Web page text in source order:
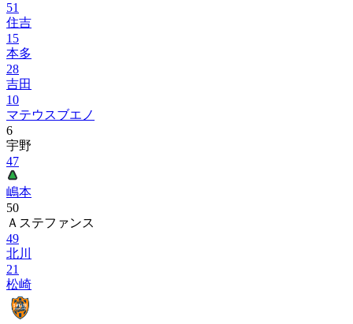
51
住吉
15
本多
28
吉田
10
マテウスブエノ
6
宇野
47
嶋本
50
Ａステファンス
49
北川
21
松崎